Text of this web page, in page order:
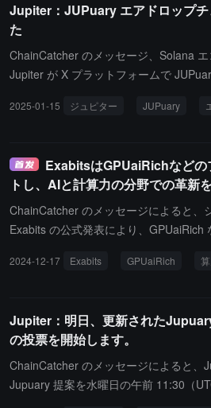
Jupiter：JUPuary エアドロップチ
た
ChainCatcher のメッセージ、Solana
Jupiter が X プラットフォームで
a エコシステム DEX Jupiter コミュニテ
領の JUP トークンを ASR（保有者イン
配分し、ステーキングユーザーを優先
ど、元の提案に対していくつかの調整
2025-01-15 ジュピター JUPuary
ExabitsはGPUaiRichなどの
トし、AIと計算力の分野での革新
ChainCatcher のメッセージによると、
Exabits の公式発表により、GPUaiRich
この Grant は、新興プロジェクトが AI
化しています。
2024-12-17 Exabits GPUaiRich
Jupiter：明日、更新された
の投票を開始します。
ChainCatcher のメッセージによると、
Jupuary 提案を水曜日の午前 11:30（